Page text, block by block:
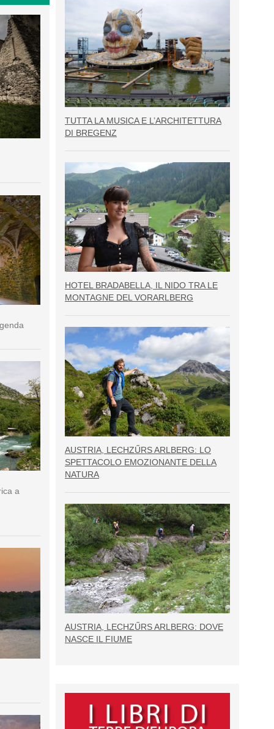
a
TUTTA LA MUSICA E L’ARCHITETTURA
DI BREGENZ
HOTEL BRADABELLA, IL NIDO TRA LE
MONTAGNE DEL VORARLBERG
AUSTRIA, LECHZŰRS ARLBERG: LO
SPETTACOLO EMOZIONANTE DELLA
NATURA
AUSTRIA, LECHZŰRS ARLBERG: DOVE
NASCE IL FIUME